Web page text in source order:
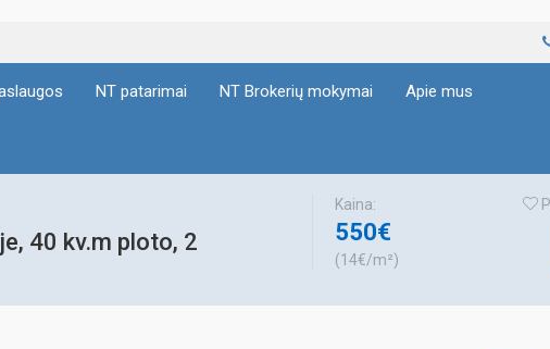
NT patarimai NT Brokerių mokymai Apie mus
40 kv.m ploto, 2
Kaina:
550€
(14€/m²)